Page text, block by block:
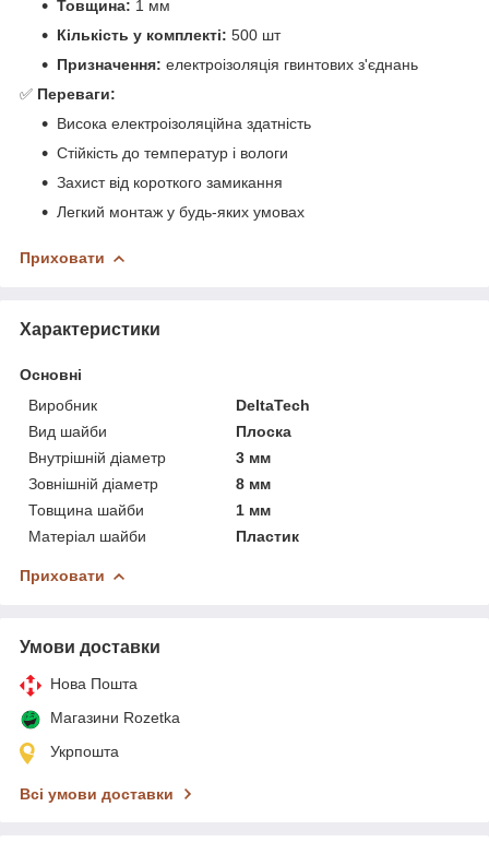
Товщина: 1 мм
Кількість у комплекті: 500 шт
Призначення: електроізоляція гвинтових з'єднань
✅ Переваги:
Висока електроізоляційна здатність
Стійкість до температур і вологи
Захист від короткого замикання
Легкий монтаж у будь-яких умовах
Приховати
Характеристики
Основні
Виробник
DeltaTech
Вид шайби
Плоска
Внутрішній діаметр
3 мм
Зовнішній діаметр
8 мм
Товщина шайби
1 мм
Матеріал шайби
Пластик
Приховати
Умови доставки
Нова Пошта
Магазини Rozetka
Укрпошта
Всі умови доставки